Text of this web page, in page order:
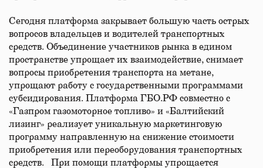
Сегодня платформа закрывает большую часть острых
вопросов владельцев и водителей транспортных
средств. Объединение участников рынка в едином
пространстве упрощает их взаимодействие, снимает
вопросы приобретения транспорта на метане,
упрощают работу с государственными программами
субсидирования. Платформа ГБО.РФ совместно с
«Газпром газомоторное топливо» и «Балтийский
лизинг» реализует уникальную маркетинговую
программу направленную на снижение стоимости
приобретения или переоборудования транспортных
средств. При помощи платформы упрощается